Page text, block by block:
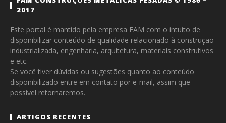
2017
Este portal é mantido pela empresa FAM com o intuito de
disponibilizar conteúdo de qualidade relacionado à construção
industrializada, engenharia, arquitetura, materiais construtivos
e etc.
Se você tiver dúvidas ou sugestões quanto ao conteúdo
disponibilizado entre em contato por e-mail, assim que
possível retornaremos.
ARTIGOS RECENTES